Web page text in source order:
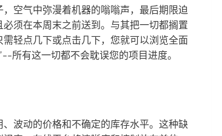
空气中弥漫着机器的嗡嗡声，最后期限迫
须在本周末之前送到。与其把一切都搁置
轻点几下或点击几下，您就可以浏览全面
所有这一切都不会耽误您的项目进度。
波动的价格和不确定的库存水平。这种缺